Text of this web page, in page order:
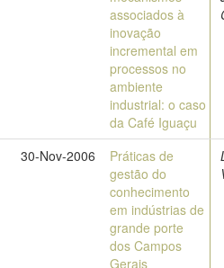
associados à
inovação
incremental em
processos no
ambiente
industrial: o caso
da Café Iguaçu
30-Nov-2006
Práticas de
gestão do
conhecimento
em indústrias de
grande porte
dos Campos
Gerais